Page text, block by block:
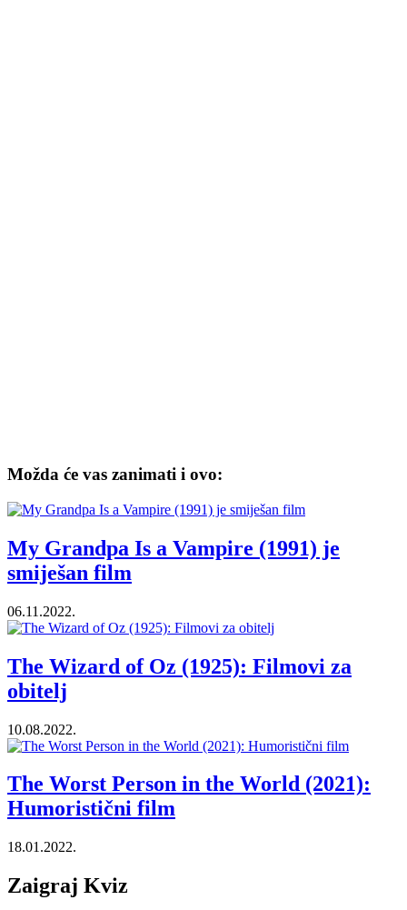
Možda će vas zanimati i ovo:
My Grandpa Is a Vampire (1991) je
smiješan film
06.11.2022.
The Wizard of Oz (1925): Filmovi za
obitelj
10.08.2022.
The Worst Person in the World (2021):
Humoristični film
18.01.2022.
Zaigraj Kviz